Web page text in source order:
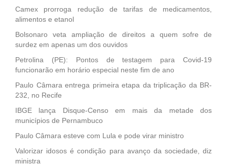
Camex prorroga redução de tarifas de medicamentos,
alimentos e etanol
Bolsonaro veta ampliação de direitos a quem sofre de
surdez em apenas um dos ouvidos
Petrolina (PE): Pontos de testagem para Covid-19
funcionarão em horário especial neste fim de ano
Paulo Câmara entrega primeira etapa da triplicação da BR-
232, no Recife
IBGE lança Disque-Censo em mais da metade dos
municípios de Pernambuco
Paulo Câmara esteve com Lula e pode virar ministro
Valorizar idosos é condição para avanço da sociedade, diz
ministra